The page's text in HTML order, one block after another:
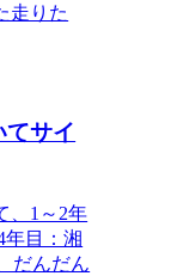
走りた
てサイ
、1～2年
年目：湘
だんだん